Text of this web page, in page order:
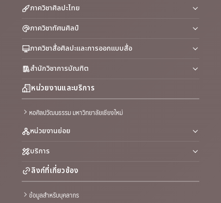
ภาควิชาศิลปะไทย
ภาควิชาทัศนศิลป์
ภาควิชาสื่อศิลปะและการออกแบบสื่อ
สำนักวิชาการบัณฑิต
หน่วยงานและบริการ
หอศิลปวัฒนธรรม มหาวิทยาลัยเชียงใหม่
หน่วยงานย่อย
บริการ
ลิงก์ที่เกี่ยวข้อง
ข้อมูลสำหรับบุคลากร